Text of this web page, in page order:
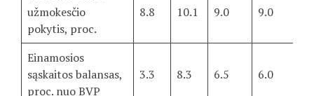
užmokesčio
pokytis, proc.
8.8 10.1 9.0 9.0
Einamosios
sąskaitos balansas,
proc. nuo BVP
3.3 8.3 6.5 6.0